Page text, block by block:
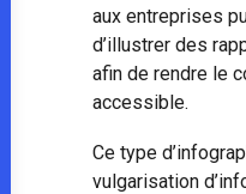
aux entreprises
d’illustrer des
afin de rendre le
accessible.
Ce type
vulgarisation